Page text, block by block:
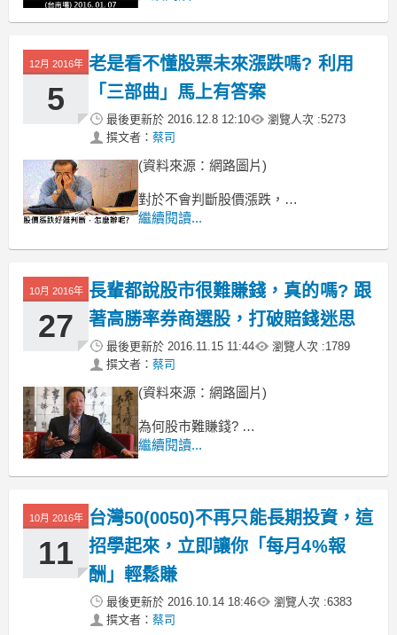
12月 2016年
5
老是看不懂股票未來漲跌嗎? 利用
「三部曲」馬上有答案
最後更新於 2016.12.8 12:10 瀏覽人次 :5273
撰文者： 蔡司
(資料來源：網路圖片)
對於不會判斷股價漲跌，
是在股票交易中最危險的
對於這檔股票未來還會漲還是會跌，
繼續閱讀...
10月 2016年
27
長輩都說股市很難賺錢，真的嗎? 跟
著高勝率券商選股，打破賠錢迷思
最後更新於 2016.11.15 11:44 瀏覽人次 :1789
撰文者： 蔡司
(資料來源：網路圖片)
為何股市難賺錢?
平常我們身邊的長輩常告訴我們說，
不希望我們去接觸股票市場，
繼續閱讀...
10月 2016年
11
台灣50(0050)不再只能長期投資，這
招學起來，立即讓你「每月4%報
酬」輕鬆賺
最後更新於 2016.10.14 18:46 瀏覽人次 :6383
撰文者： 蔡司